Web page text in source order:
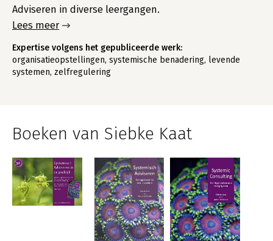
Adviseren in diverse leergangen.
Lees meer
Expertise volgens het gepubliceerde werk:
organisatieopstellingen, systemische benadering, levende
systemen, zelfregulering
Boeken van Siebke Kaat